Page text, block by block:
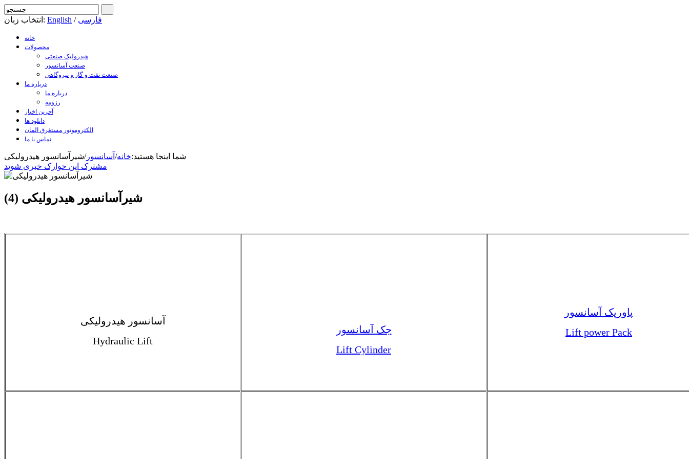
انتخاب زبان: English / فارسی
خانه
محصولات
هیدرولیک صنعتی
صنعت آسانسور
صنعت نفت و گاز و نیروگاهی
درباره ما
درباره ما
رزومه
آخرین اخبار
دانلود ها
الکتروموتور مستغرق المان
تماس با ما
شما اینجا هستید:خانه/ آسانسور/شیرآسانسور هیدرولیکی
مشترک این خوارک خبری شوید
شیرآسانسور هیدرولیکی (4)
آسانسور هیدرولیکی
Hydraulic Lift
جک آسانسور
Lift Cylinder
پاورپک آسانسور
Lift power Pack